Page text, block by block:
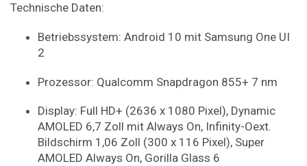
Technische Daten:
Betriebssystem: Android 10 mit Samsung One UI
2
Prozessor: Qualcomm Snapdragon 855+ 7 nm
Display: Full HD+ (2636 x 1080 Pixel), Dynamic
AMOLED 6,7 Zoll mit Always On, Infinity-Oext.
Bildschirm 1,06 Zoll (300 x 116 Pixel), Super
AMOLED Always On, Gorilla Glass 6